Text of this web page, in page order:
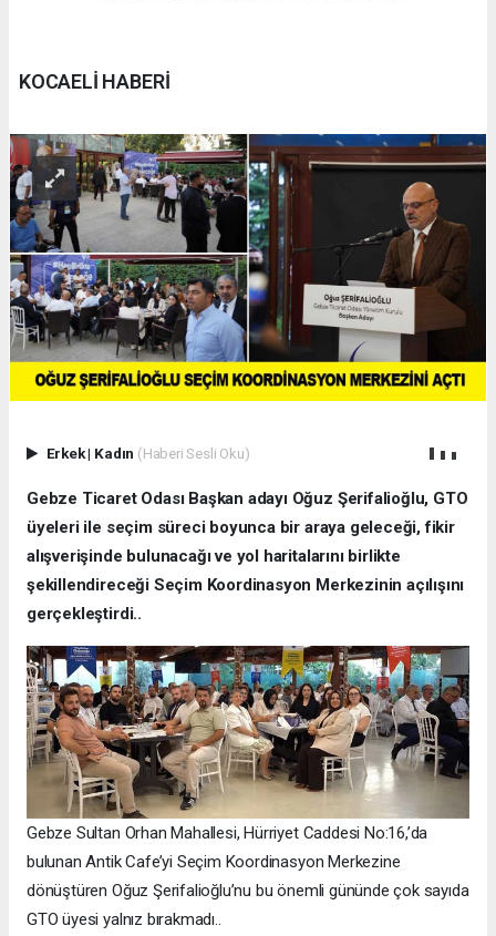
KOCAELİ HABERİ
Erkek| Kadın (Haberi Sesli Oku)
Gebze Ticaret Odası Başkan adayı Oğuz Şerifalioğlu, GTO
üyeleri ile seçim süreci boyunca bir araya geleceği, fikir
alışverişinde bulunacağı ve yol haritalarını birlikte
şekillendireceği Seçim Koordinasyon Merkezinin açılışını
gerçekleştirdi..
Gebze Sultan Orhan Mahallesi, Hürriyet Caddesi No:16,’da
bulunan Antik Cafe’yi Seçim Koordinasyon Merkezine
dönüştüren Oğuz Şerifalioğlu’nu bu önemli gününde çok sayıda
GTO üyesi yalnız bırakmadı..